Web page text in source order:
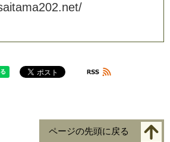
aitama202.net/
ページの先頭に戻る